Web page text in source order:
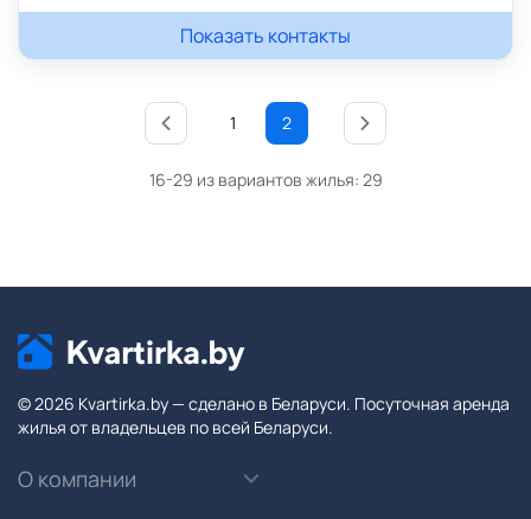
Показать контакты
1 2
16-29 из вариантов жилья: 29
© 2026 Kvartirka.by — сделано в Беларуси. Посуточная аренда
жилья от владельцев по всей Беларуси.
О компании